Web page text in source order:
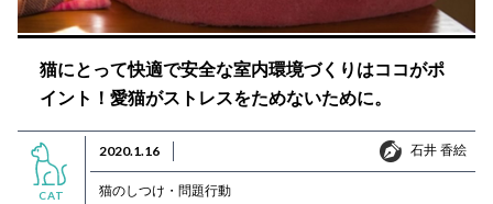
猫にとって快適で安全な室内環境づくりはココがポ
イント！愛猫がストレスをためないために。
CAT
2020.1.16 石井 香絵
石井 香絵
猫のしつけ・問題行動